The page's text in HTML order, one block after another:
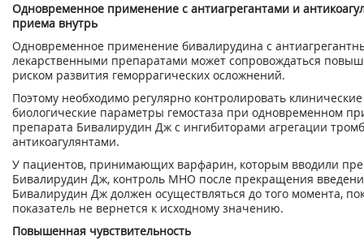
Одновременное применение с антиагрегантами и
приема внутрь
Одновременное применение бивалирудина с
лекарственными препаратами может сопровождаться
риском развития геморрагических осложнений.
Поэтому необходимо регулярно контролировать
биологические параметры гемостаза при одновременном
препарата Бивалирудин Дж с ингибиторами агрегации
антикоагулянтами.
У пациентов, принимающих варфарин, которым вводили
Бивалирудин Дж, контроль МНО после прекращения
Бивалирудин Дж должен осуществляться до того момента,
показатель не вернется к исходному значению.
Повышенная чувствительность